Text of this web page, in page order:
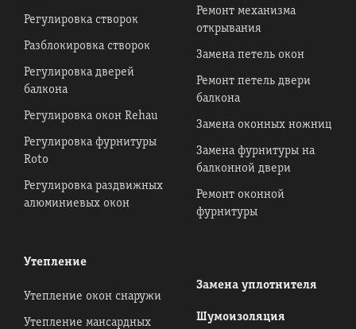
Регулировка створок
Разблокировка створок
Регулировка дверей
балкона
Регулировка окон Rehau
Регулировка фурнитуры
Roto
Регулировка раздвижных
алюминиевых окон
Утепление
Утепление окон снаружи
Утепление мансардных
Ремонт механизма
открывания
Замена петель окон
Ремонт петель двери
балкона
Замена оконных ножниц
Замена фурнитуры на
балконной двери
Ремонт оконной
фурнитуры
Замена уплотнителя
Шумоизоляция